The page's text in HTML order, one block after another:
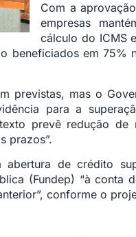
Com a
empresas
cálculo do ICMS
beneficiados em 75%
previstas, mas o
para a
prevê redução de
prazos”.
abertura de crédito
(Fundep) “à conta
conforme o